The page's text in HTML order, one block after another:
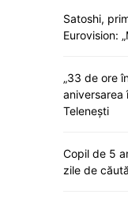
Satoshi,
Eurovision:
„33 de ore
aniversarea
Telenești
Copil de 5
zile de